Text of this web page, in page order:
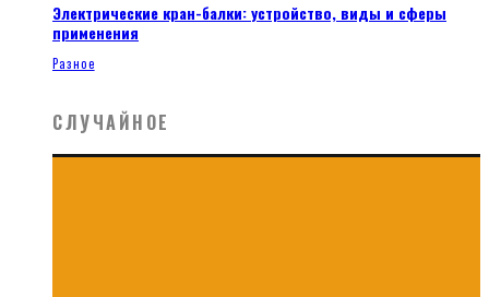
Электрические кран-балки: устройство, виды и сферы
применения
Разное
СЛУЧАЙНОЕ